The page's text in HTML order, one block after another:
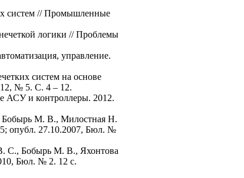
систем // Промышленные
логики // Проблемы
управление.
систем на основе
№ 5. С. 4 – 12.
АСУ и контроллеры. 2012.
Бобырь М. В., Милостная Н.
опубл. 27.10.2007, Бюл. №
С., Бобырь М. В., Яхонтова
Бюл. № 2. 12 с.